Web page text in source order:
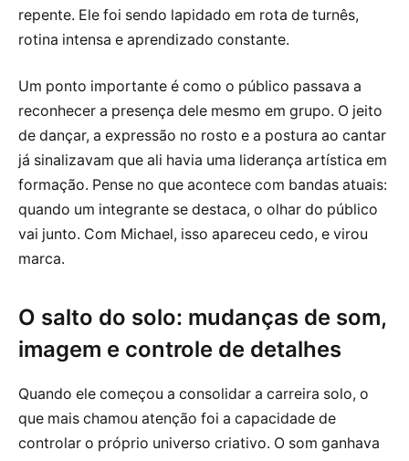
repente. Ele foi sendo lapidado em rota de turnês,
rotina intensa e aprendizado constante.
Um ponto importante é como o público passava a
reconhecer a presença dele mesmo em grupo. O jeito
de dançar, a expressão no rosto e a postura ao cantar
já sinalizavam que ali havia uma liderança artística em
formação. Pense no que acontece com bandas atuais:
quando um integrante se destaca, o olhar do público
vai junto. Com Michael, isso apareceu cedo, e virou
marca.
O salto do solo: mudanças de som,
imagem e controle de detalhes
Quando ele começou a consolidar a carreira solo, o
que mais chamou atenção foi a capacidade de
controlar o próprio universo criativo. O som ganhava